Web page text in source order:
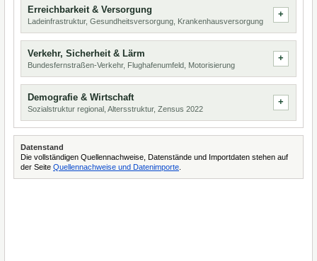
Erreichbarkeit & Versorgung
Ladeinfrastruktur, Gesundheitsversorgung, Krankenhausversorgung
Verkehr, Sicherheit & Lärm
Bundesfernstraßen-Verkehr, Flughafenumfeld, Motorisierung
Demografie & Wirtschaft
Sozialstruktur regional, Altersstruktur, Zensus 2022
Datenstand
Die vollständigen Quellennachweise, Datenstände und Importdaten stehen auf
der Seite Quellennachweise und Datenimporte